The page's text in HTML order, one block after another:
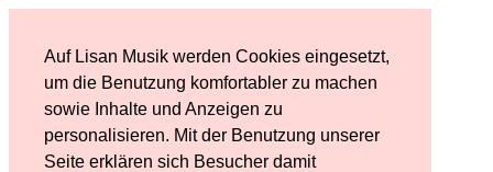
Auf Lisan Musik werden Cookies eingesetzt,
um die Benutzung komfortabler zu machen
sowie Inhalte und Anzeigen zu
personalisieren. Mit der Benutzung unserer
Seite erklären sich Besucher damit